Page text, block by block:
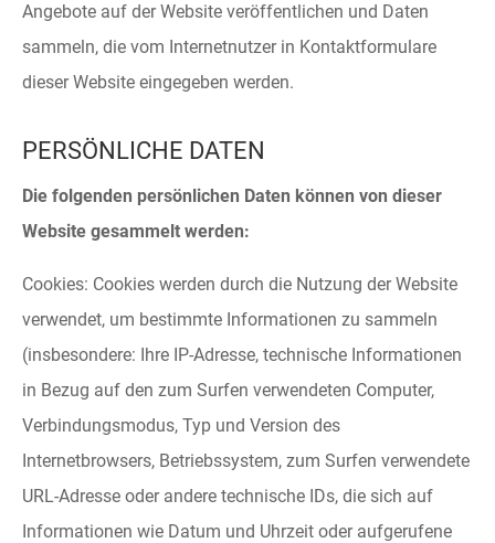
Angebote auf der Website veröffentlichen und Daten
sammeln, die vom Internetnutzer in Kontaktformulare
dieser Website eingegeben werden.
PERSÖNLICHE DATEN
Die folgenden persönlichen Daten können von dieser
Website gesammelt werden:
Cookies: Cookies werden durch die Nutzung der Website
verwendet, um bestimmte Informationen zu sammeln
(insbesondere: Ihre IP-Adresse, technische Informationen
in Bezug auf den zum Surfen verwendeten Computer,
Verbindungsmodus, Typ und Version des
Internetbrowsers, Betriebssystem, zum Surfen verwendete
URL-Adresse oder andere technische IDs, die sich auf
Informationen wie Datum und Uhrzeit oder aufgerufene